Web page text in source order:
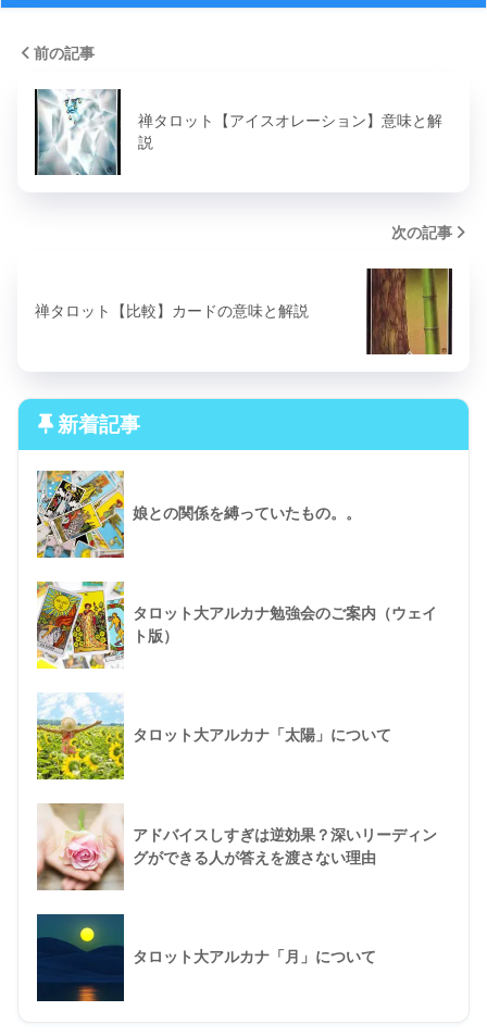
前の記事
禅タロット【アイスオレーション】意味と解
説
次の記事
禅タロット【比較】カードの意味と解説
新着記事
娘との関係を縛っていたもの。。
タロット大アルカナ勉強会のご案内（ウェイ
ト版）
タロット大アルカナ「太陽」について
アドバイスしすぎは逆効果？深いリーディン
グができる人が答えを渡さない理由
タロット大アルカナ「月」について